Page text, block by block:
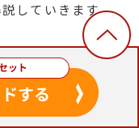
していきます。